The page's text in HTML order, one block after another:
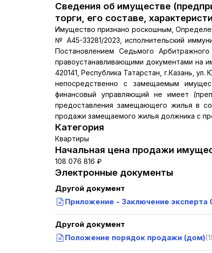
Сведения об имуществе
торги, его составе,
Имущество признано роскошным,
№ А45-33281/2023, исполнительский
Постановлением Седьмого
правоустанавливающими документами на
420141, Республика Татарстан, г.Казань,
непосредственно с замещаемым
финансовый управляющий не имеет
предоставления замещающего жилья в
продажи замещаемого жилья должника с
Категория
Квартиры
Начальная цена продажи
108 076 816 ₽
Электронные документы
Другой документ
Приложение - Заключение эксперта
Другой документ
Положение порядок продажи (дом)